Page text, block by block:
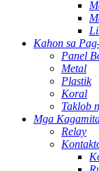
Kahon sa
Panel
Metal
Plastik
Koral
Taklob
Mga
Relay